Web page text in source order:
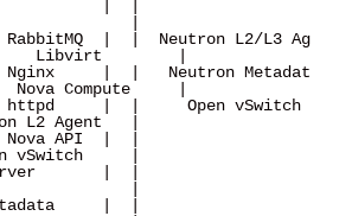
|  |  Neutron L2/L3 Ag
Libvirt        |
Nginx     |  |   Neutron Metadat
Compute     |
httpd     |  |     Open vSwitch
L2 Agent   |
API  |  |
vSwitch     |
|  |
|  |